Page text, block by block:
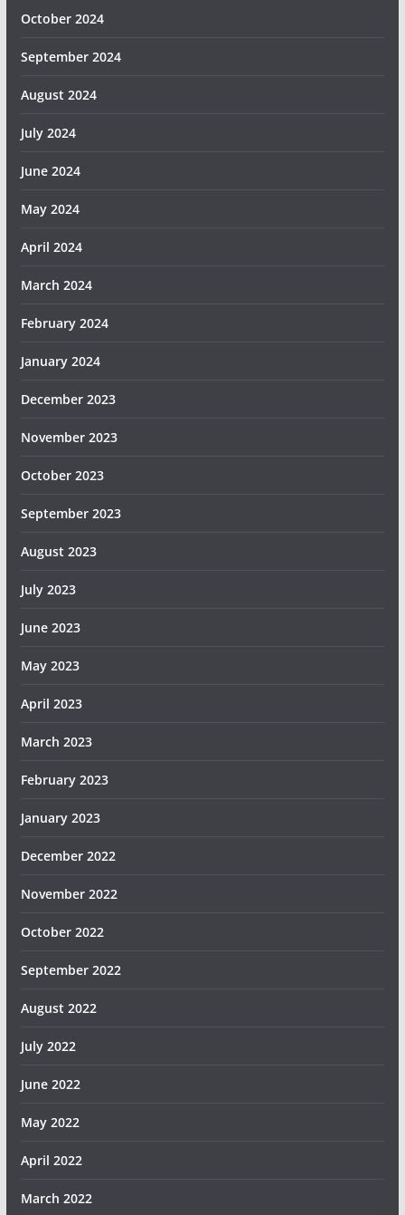
October 2024
September 2024
August 2024
July 2024
June 2024
May 2024
April 2024
March 2024
February 2024
January 2024
December 2023
November 2023
October 2023
September 2023
August 2023
July 2023
June 2023
May 2023
April 2023
March 2023
February 2023
January 2023
December 2022
November 2022
October 2022
September 2022
August 2022
July 2022
June 2022
May 2022
April 2022
March 2022